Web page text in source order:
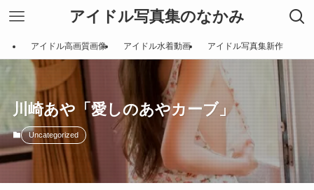
アイドル写真集のなかみ
アイドル高画質画像 アイドル水着動画 アイドル写真集新作
川崎あや「愛しのあやカーブ」
Uncategorized